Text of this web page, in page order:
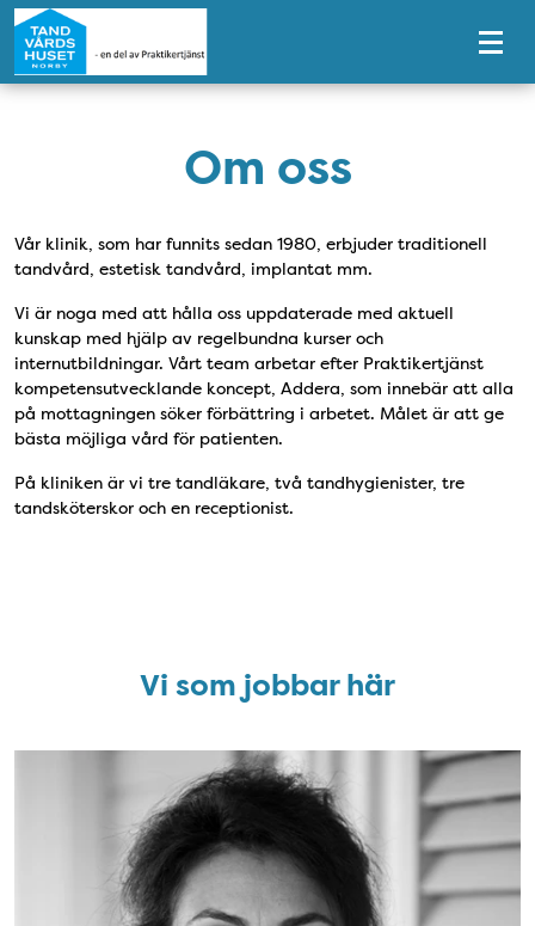
Tillgänglighetsmeny
Om oss
Vår klinik, som har funnits sedan 1980, erbjuder traditionell
tandvård, estetisk tandvård, implantat mm.
Vi är noga med att hålla oss uppdaterade med aktuell
kunskap med hjälp av regelbundna kurser och
internutbildningar. Vårt team arbetar efter Praktikertjänst
kompetensutvecklande koncept, Addera, som innebär att alla
på mottagningen söker förbättring i arbetet. Målet är att ge
bästa möjliga vård för patienten.
På kliniken är vi tre tandläkare, två tandhygienister, tre
tandsköterskor och en receptionist.
Vi som jobbar här